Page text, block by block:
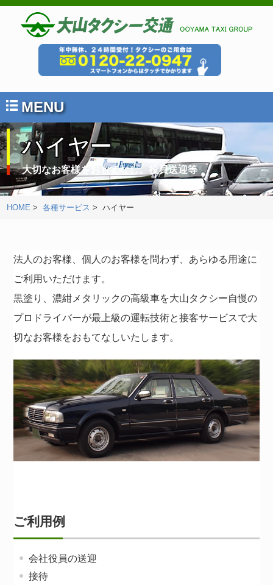
MENU
ハイヤー
大切なお客様をおもてなし。役員送迎等
HOME >各種サービス > ハイヤー
法人のお客様、個人のお客様を問わず、あらゆる用途に
ご利用いただけます。
黒塗り、濃紺メタリックの高級車を大山タクシー自慢の
プロドライバーが最上級の運転技術と接客サービスで大
切なお客様をおもてなしいたします。
ご利用例
会社役員の送迎
接待